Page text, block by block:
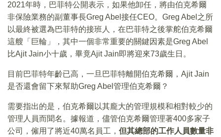
2021年時，巴菲特公開表示，如果他卸任，將由伯克希爾
非保險業務的副董事長Greg Abel接任CEO。Greg Abel之所
以最終被選為巴菲特的接班人，在巴菲特之後掌舵伯克希爾
這艘「巨輪」，其中一個非常重要的關鍵因素是Greg Abel
比Ajit Jain小十歲，畢竟Ajit Jain即將迎來73歲生日。
目前巴菲特年齡已高，一旦巴菲特離開伯克希爾，Ajit Jain
是否還會留下來幫助Greg Abel管理伯克希爾？
需要指出的是，伯克希爾以其龐大的管理規模和相對較少的
管理人員而聞名。據報道，儘管伯克希爾管理著400多家子
公司，僱用了將近40萬名員工， 但其總部的工作人員數量非